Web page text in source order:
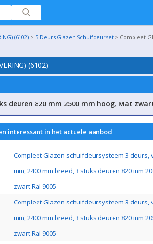
(6102) > 5-Deurs Glazen Schuifdeurset > Compleet
(6102)
deuren 820 mm 2500 mm hoog, Mat
interessant in het actuele aanbod
Compleet Glazen schuifdeursysteem 3 deurs,
mm, 2400 mm breed, 3 stuks deuren 820 mm
zwart Ral 9005
Compleet Glazen schuifdeursysteem 3 deurs,
mm, 2400 mm breed, 3 stuks deuren 820 mm
zwart Ral 9005